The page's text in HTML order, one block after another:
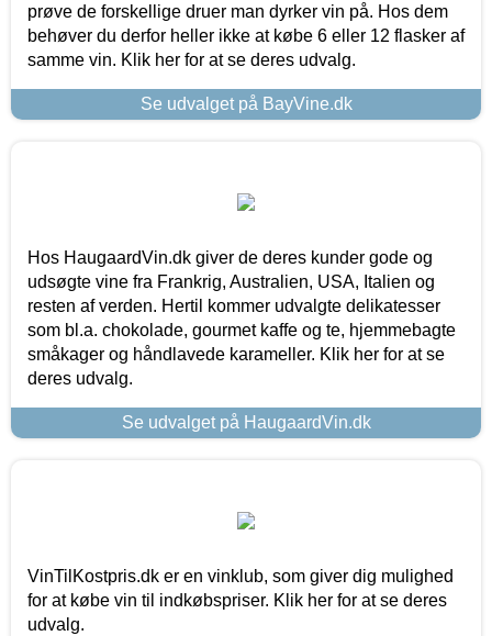
prøve de forskellige druer man dyrker vin på. Hos dem
behøver du derfor heller ikke at købe 6 eller 12 flasker af
samme vin. Klik her for at se deres udvalg.
Se udvalget på BayVine.dk
Hos HaugaardVin.dk giver de deres kunder gode og
udsøgte vine fra Frankrig, Australien, USA, Italien og
resten af verden. Hertil kommer udvalgte delikatesser
som bl.a. chokolade, gourmet kaffe og te, hjemmebagte
småkager og håndlavede karameller. Klik her for at se
deres udvalg.
Se udvalget på HaugaardVin.dk
VinTilKostpris.dk er en vinklub, som giver dig mulighed
for at købe vin til indkøbspriser. Klik her for at se deres
udvalg.